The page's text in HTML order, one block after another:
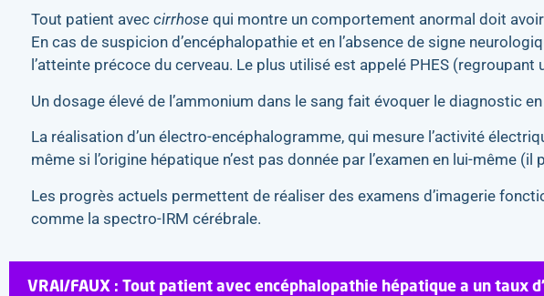
Tout patient avec cirrhose qui montre un comportement anormal doit
En cas de suspicion d’encéphalopathie et en l’absence de signe
l’atteinte précoce du cerveau. Le plus utilisé est appelé PHES
Un dosage élevé de l’ammonium dans le sang fait évoquer le diagnostic
La réalisation d’un électro-encéphalogramme, qui mesure l’activité
même si l’origine hépatique n’est pas donnée par l’examen en lui-même
Les progrès actuels permettent de réaliser des examens d’imagerie
comme la spectro-IRM cérébrale.
VRAI/FAUX : Tout patient avec encéphalopathie hépatique a un taux